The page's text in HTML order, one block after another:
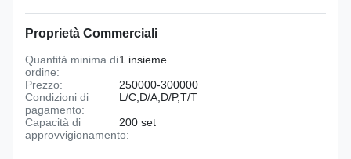
Proprietà Commerciali
Quantità minima di
ordine:
1 insieme
Prezzo:
250000-300000
Condizioni di
pagamento:
L/C,D/A,D/P,T/T
Capacità di
approvvigionamento:
200 set